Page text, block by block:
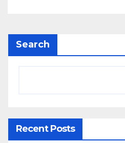
Search
Recent Posts